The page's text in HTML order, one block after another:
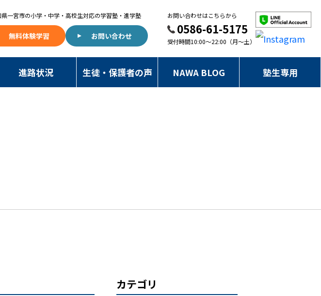
県一宮市の小学・中学・高校生対応の学習塾・進学塾
無料体験学習 お問い合わせ
お問い合わせはこちらから
0586-61-5175
受付時間10:00～22:00（月～土）
進路状況 生徒・保護者の声 NAWA BLOG 塾生専用
カテゴリ